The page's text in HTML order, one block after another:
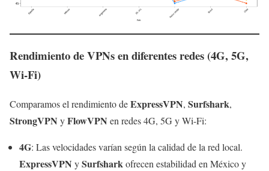
Rendimiento de VPNs en diferentes redes (4G, 5G,
Wi-Fi)
Comparamos el rendimiento deExpressVPN, Surfshark,
StrongVPN yFlowVPN en redes 4G, 5G y Wi-Fi:
4G: Las velocidades varían según la calidad de la red local.
ExpressVPN ySurfsharkofrecen estabilidad en México y